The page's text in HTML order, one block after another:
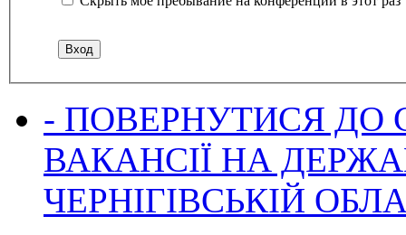
- ПОВЕРНУТИСЯ ДО
ВАКАНСІЇ НА
ЧЕРНІГІВСЬКІЙ